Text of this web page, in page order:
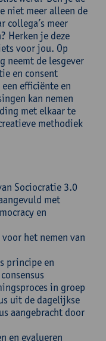
niet meer alleen de
collega’s meer
Herken je deze
voor jou. Op
neemt de lesgever
en consent
efficiënte en
kan nemen
met elkaar te
methodiek
Sociocratie 3.0
met
en
het nemen van
principe en
in groep
uit de dagelijkse
aangebracht door
en evalueren